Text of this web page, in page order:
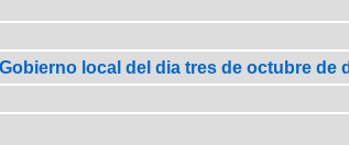
local del dia tres de octubre de